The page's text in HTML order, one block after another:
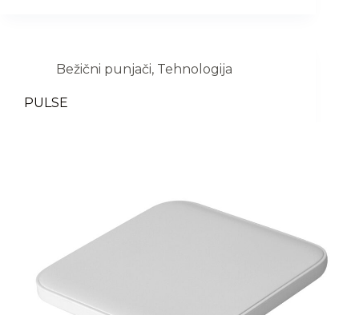
Bežični punjači, Tehnologija
PULSE